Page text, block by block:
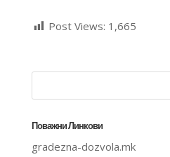
Post Views: 1,665
Поважни Линкови
gradezna-dozvola.mk